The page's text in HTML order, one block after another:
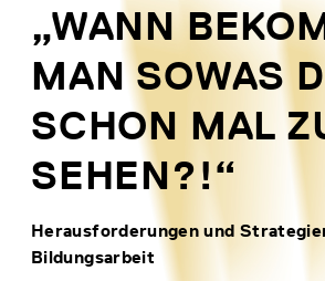
„WANN
MAN SOWAS
SCHON MAL
SEHEN?!“
Herausforderungen und
Bildungsarbeit